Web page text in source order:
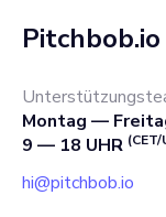
Pitchbob.io
Montag —
9 — 18 UHR
hi@pitchbob.io